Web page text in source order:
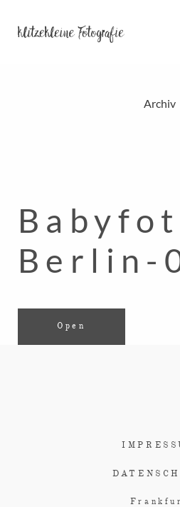
INFO
Archiv
Berlin-
Open